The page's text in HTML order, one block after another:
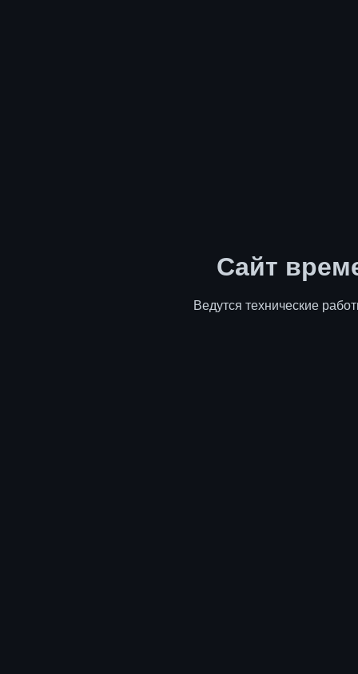
Сайт
Ведутся технические